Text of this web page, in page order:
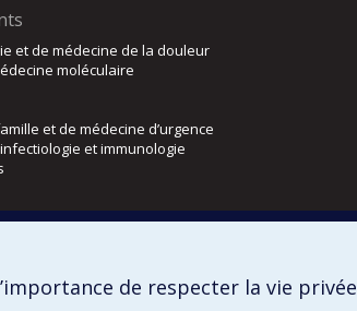
et de médecine de la douleur
moléculaire
et de médecine d’urgence
et immunologie
audiologie
de respecter la vie privée